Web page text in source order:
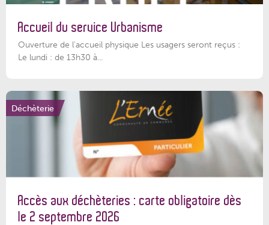
Accueil du service Urbanisme
Ouverture de l'accueil physique Les usagers seront reçus :
Le lundi : de 13h30 à...
Déchèterie
Accès aux déchèteries : carte obligatoire dès
le 2 septembre 2026